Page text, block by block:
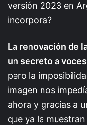
versión 2023 en
incorpora?
La renovación de
un secreto a
pero la
imagen nos
ahora y gracias a
que ya la